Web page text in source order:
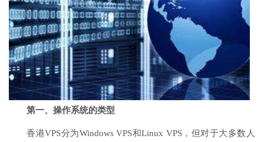
第一、操作系统的类型
香港VPS分为Windows VPS和Linux VPS，但对于大多数人